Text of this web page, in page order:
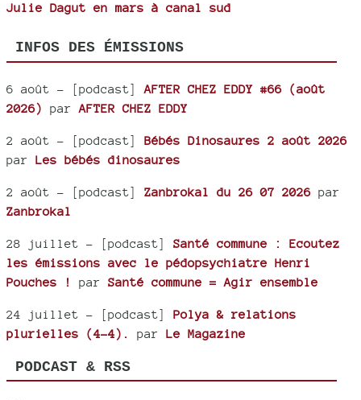
Julie Dagut en mars à canal sud
INFOS DES ÉMISSIONS
6 août - [podcast] AFTER CHEZ EDDY #66 (août
2026)
par AFTER CHEZ EDDY
2 août - [podcast] Bébés Dinosaures 2 août 2026
par Les bébés dinosaures
2 août - [podcast] Zanbrokal du 26 07 2026 par
Zanbrokal
28 juillet - [podcast] Santé commune : Ecoutez
les émissions avec le pédopsychiatre Henri
Pouches !
par Santé commune = Agir ensemble
24 juillet - [podcast] Polya & relations
plurielles (4-4).
par Le Magazine
PODCAST & RSS